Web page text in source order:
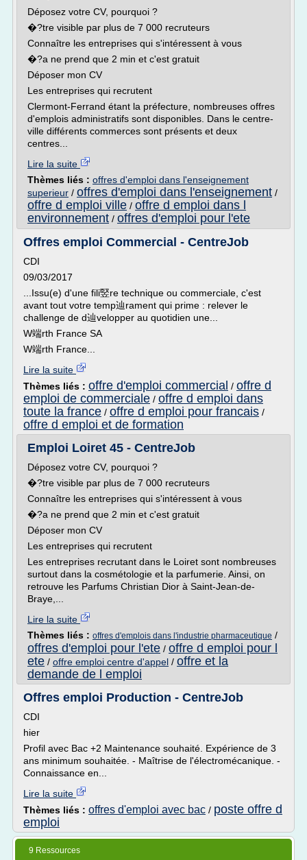
Déposez votre CV, pourquoi ?
�?tre visible par plus de 7 000 recruteurs
Connaître les entreprises qui s'intéressent à vous
�?a ne prend que 2 min et c'est gratuit
Déposer mon CV
Les entreprises qui recrutent
Clermont-Ferrand étant la préfecture, nombreuses offres
d'emplois administratifs sont disponibles. Dans le centre-
ville différents commerces sont présents et deux
centres...
Lire la suite
Thèmes liés : offres d'emploi dans l'enseignement
superieur / offres d'emploi dans l'enseignement /
offre d emploi ville / offre d emploi dans l
environnement / offres d'emploi pour l'ete
Offres emploi Commercial - CentreJob
CDI
09/03/2017
...Issu(e) d'une fili竪re technique ou commerciale, c'est
avant tout votre temp辿rament qui prime : relever le
challenge de d辿velopper au quotidien une...
W端rth France SA
W端rth France...
Lire la suite
Thèmes liés : offre d'emploi commercial / offre d
emploi de commerciale / offre d emploi dans
toute la france / offre d emploi pour francais /
offre d emploi et de formation
Emploi Loiret 45 - CentreJob
Déposez votre CV, pourquoi ?
�?tre visible par plus de 7 000 recruteurs
Connaître les entreprises qui s'intéressent à vous
�?a ne prend que 2 min et c'est gratuit
Déposer mon CV
Les entreprises qui recrutent
Les entreprises recrutant dans le Loiret sont nombreuses
surtout dans la cosmétologie et la parfumerie. Ainsi, on
retrouve les Parfums Christian Dior à Saint-Jean-de-
Braye,...
Lire la suite
Thèmes liés : offres d'emplois dans l'industrie pharmaceutique /
offres d'emploi pour l'ete / offre d emploi pour l
ete / offre emploi centre d'appel / offre et la
demande de l emploi
Offres emploi Production - CentreJob
CDI
hier
Profil avec Bac +2 Maintenance souhaité. Expérience de 3
ans minimum souhaitée. - Maîtrise de l'électromécanique. -
Connaissance en...
Lire la suite
Thèmes liés : offres d'emploi avec bac / poste offre d
emploi
9 Ressources